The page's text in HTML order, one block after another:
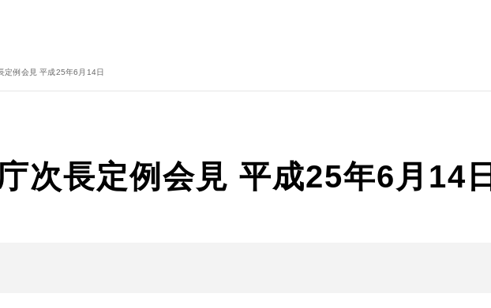
定例会見 平成25年6月14日
次長定例会見 平成25年6月14日